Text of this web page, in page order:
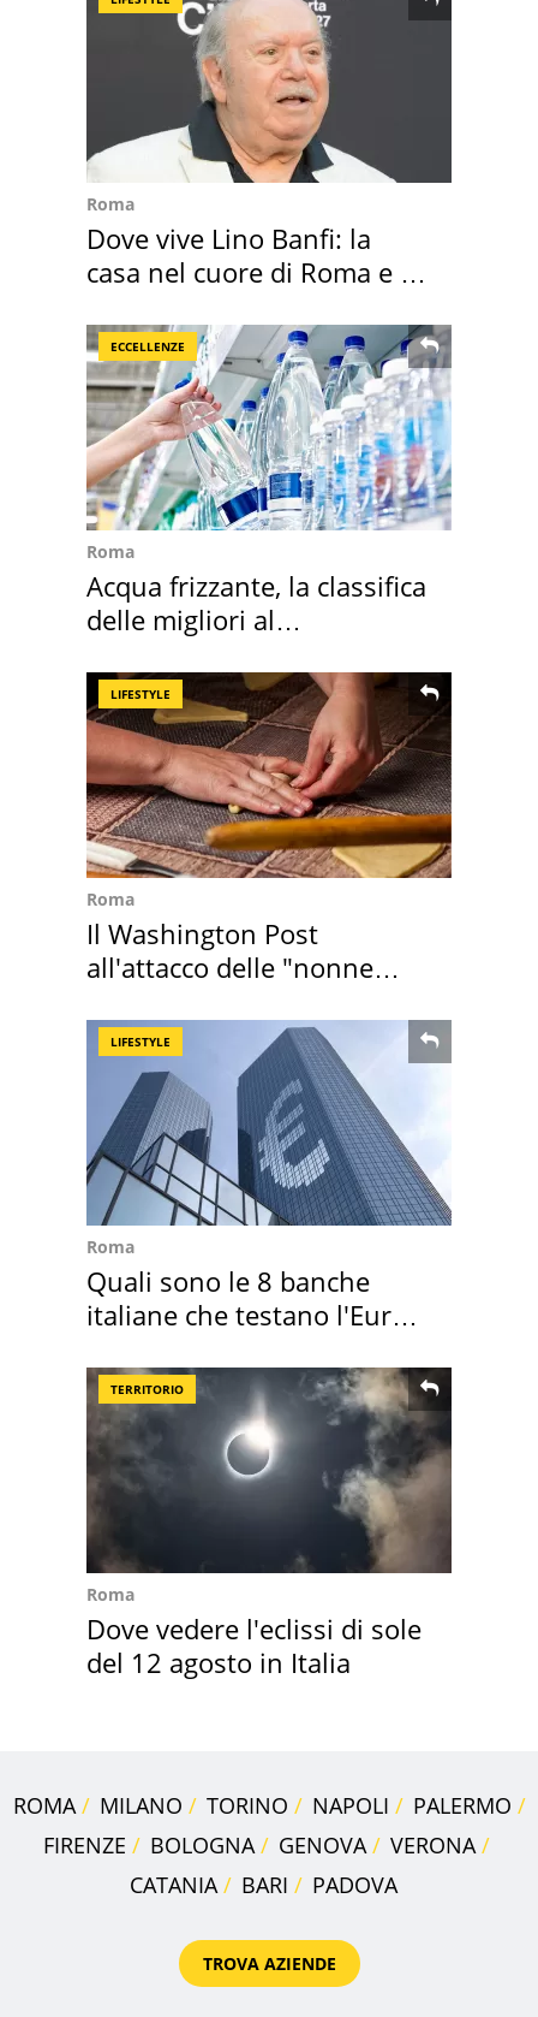
Roma
Dove vive Lino Banfi: la
casa nel cuore di Roma e i
ECCELLENZE
Roma
Acqua frizzante, la classifica
delle migliori al
LIFESTYLE
Roma
Il Washington Post
all'attacco delle "nonne
LIFESTYLE
Roma
Quali sono le 8 banche
italiane che testano l'Euro
TERRITORIO
Roma
Dove vedere l'eclissi di sole
del 12 agosto in Italia
ROMA MILANO TORINO NAPOLI
PALERMO
FIRENZE
BOLOGNA GENOVA
VERONA
CATANIA
BARI PADOVA
TROVA AZIENDE